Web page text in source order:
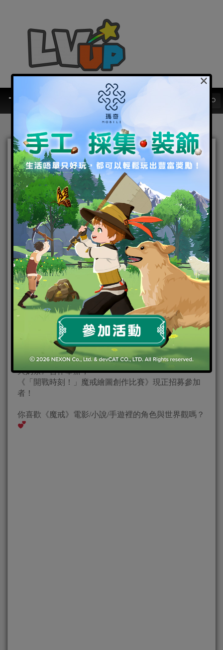
「開戰時刻！」魔戒繪圖創
作比賽
2022-04-29|Android IOS, 手機遊戲 焦點新聞
由《魔戒：開戰時刻》與創作平台《Flying Milk Tea 飛
天奶茶》合作舉辦，
《「開戰時刻！」魔戒繪圖創作比賽》現正招募參加
者！
你喜歡《魔戒》電影/小說/手遊裡的角色與世界觀嗎？
×